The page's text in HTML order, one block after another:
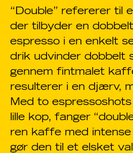
“Double” refererer til
der tilbyder en
espresso i en enkelt
drik udvinder dobbelt
gennem fintmalet
resulterer i en djærv,
Med to
lille kop, fanger
ren kaffe med intense
gør den til et elsket